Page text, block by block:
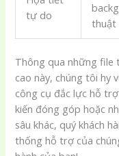
tự do
thuật
Thông qua những file
cao này, chúng tôi hy
công cụ đắc lực hỗ
kiến đóng góp hoặc
sâu khác, quý khách
thống hỗ trợ của